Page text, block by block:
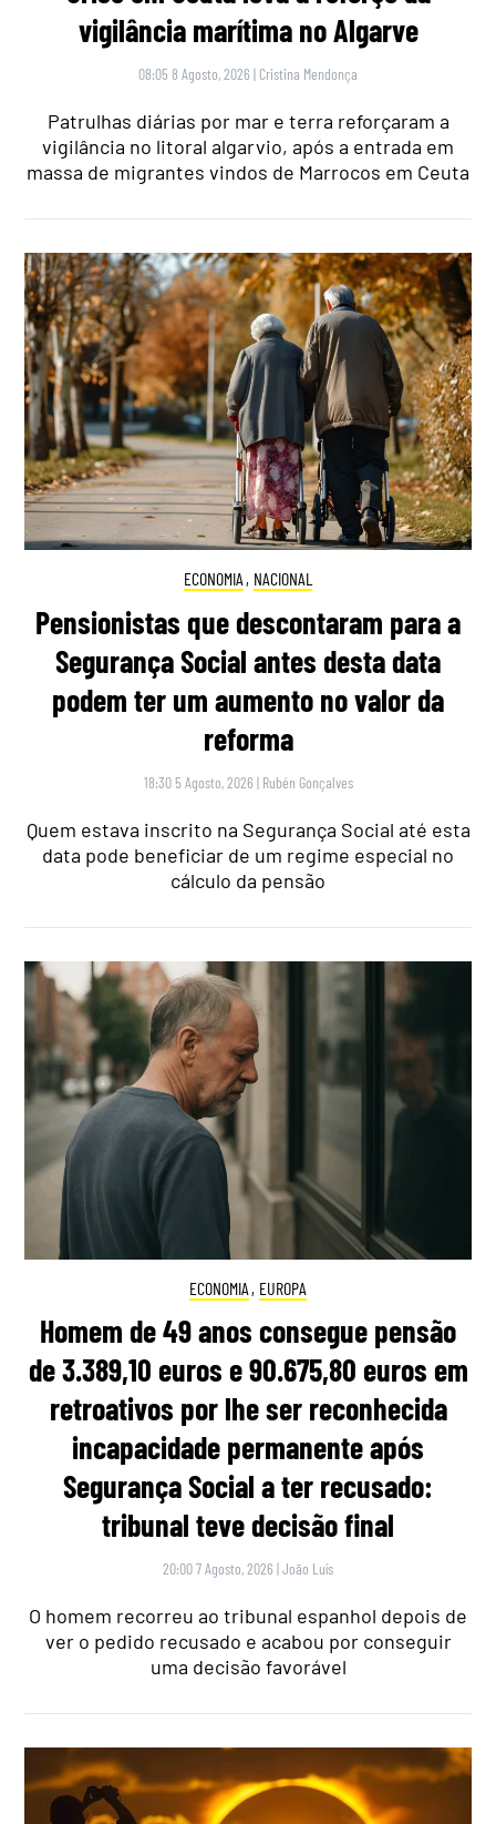
vigilância marítima no Algarve
08:05 8 Agosto, 2026 | Cristina Mendonça
Patrulhas diárias por mar e terra reforçaram a
vigilância no litoral algarvio, após a entrada em
massa de migrantes vindos de Marrocos em Ceuta
ECONOMIA , NACIONAL
Pensionistas que descontaram para a
Segurança Social antes desta data
podem ter um aumento no valor da
reforma
18:30 5 Agosto, 2026 | Rubén Gonçalves
Quem estava inscrito na Segurança Social até esta
data pode beneficiar de um regime especial no
cálculo da pensão
ECONOMIA , EUROPA
Homem de 49 anos consegue pensão
de 3.389,10 euros e 90.675,80 euros em
retroativos por lhe ser reconhecida
incapacidade permanente após
Segurança Social a ter recusado:
tribunal teve decisão final
20:00 7 Agosto, 2026 |João Luís
O homem recorreu ao tribunal espanhol depois de
ver o pedido recusado e acabou por conseguir
uma decisão favorável